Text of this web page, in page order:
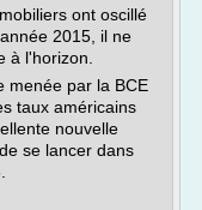
ont oscillé
2015, il ne
à l'horizon.
menée par la BCE
taux américains
nouvelle
se lancer dans